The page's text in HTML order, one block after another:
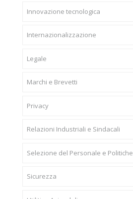
Innovazione tecnologica
Internazionalizzazione
Legale
Marchi e Brevetti
Privacy
Relazioni Industriali e Sindacali
Selezione del Personale e
Sicurezza